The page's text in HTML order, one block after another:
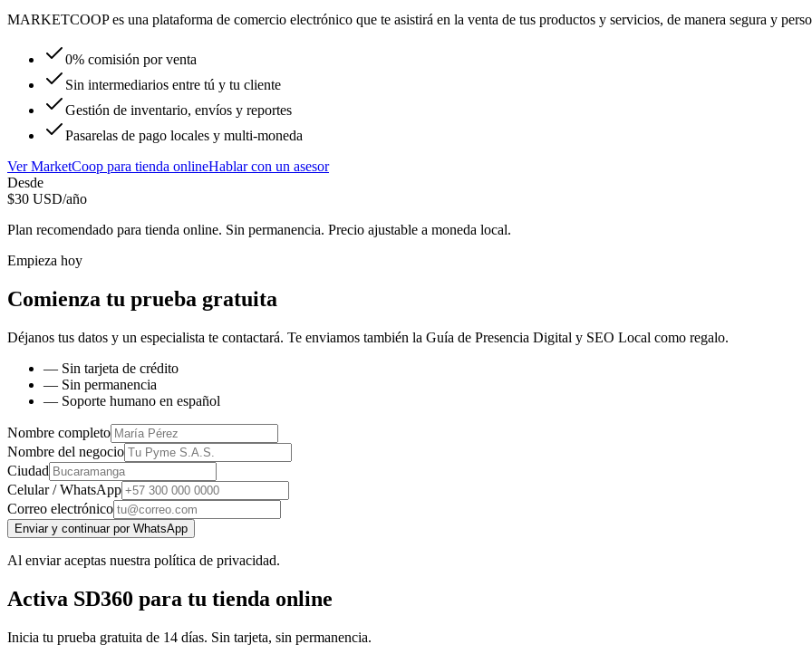
MARKETCOOP es una plataforma de comercio electrónico que te asistirá en la venta de tus productos y servicios, de manera segura y
0% comisión por venta
Sin intermediarios entre tú y tu cliente
Gestión de inventario, envíos y reportes
Pasarelas de pago locales y multi-moneda
VerMarketCoop para tienda onlineHablar con un asesor
Desde
$30 USD/año
Plan recomendado para tienda online. Sin permanencia. Precio ajustable a moneda local.
Empieza hoy
Comienza tu prueba gratuita
Déjanos tus datos y un especialista te contactará. Te enviamos también la Guía de Presencia Digital y SEO Local como regalo.
— Sin tarjeta de crédito
— Sin permanencia
— Soporte humano en español
Nombre completo
Nombre del negocio
Ciudad
Celular / WhatsApp
Correo electrónico
Enviar y continuar por WhatsApp
Al enviar aceptas nuestra política de privacidad.
Activa SD360 para tu tienda online
Inicia tu prueba gratuita de 14 días. Sin tarjeta, sin permanencia.